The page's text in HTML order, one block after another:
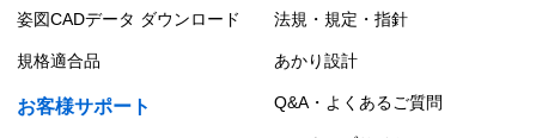
姿図CADデータ ダウンロード 法規・規定・指針
規格適合品 あかり設計
お客様サポート Q&A・よくあるご質問